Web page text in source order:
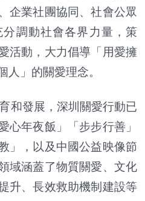
企業社團協同、社會公眾
調動社會各界力量，策
活動，大力倡導「用愛擁
人」的關愛理念。
和發展，深圳關愛行動已
心年夜飯」「步步行善」
」，以及中國公益映像節
域涵蓋了物質關愛、文化
升、長效救助機制建設等